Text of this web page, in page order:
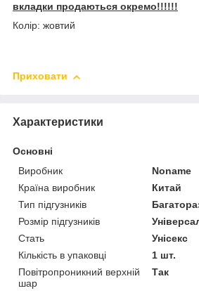
вкладки продаються окремо!!!!!!
Колір: жовтий
Приховати
Характеристики
Основні
Виробник
Noname
Країна виробник
Китай
Тип підгузників
Розмір підгузників
Стать
Унісекс
Кількість в упаковці
1 шт.
Повітропроникний верхній
шар
Так